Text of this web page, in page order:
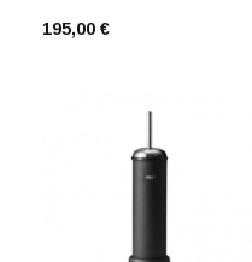
195,00 €